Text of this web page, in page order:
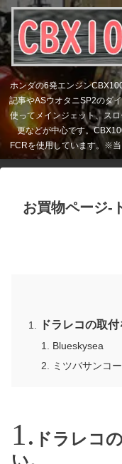
ホンダの6発エンジン
記事やASウオタニSP2のダ
使ってメインジェット、ス
更などが中心です。
FCRを使用しています。※当
お買物ページ-
ドラレコの取
Blueskysea
ミツバサンコ
ドラレコ